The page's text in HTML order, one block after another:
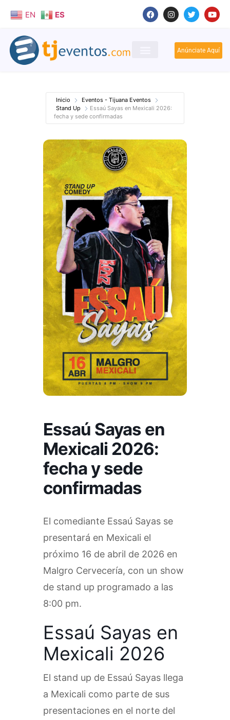
EN ES
Anúnciate Aquí
Inicio
Eventos - Tijuana Eventos
Stand Up
Essaú Sayas en Mexicali 2026:
fecha y sede confirmadas
Essaú Sayas en
Mexicali 2026:
fecha y sede
confirmadas
El comediante Essaú Sayas se
presentará en Mexicali el
próximo 16 de abril de 2026 en
Malgro Cervecería, con un show
de stand up programado a las
8:00 pm.
Essaú Sayas en
Mexicali 2026
El stand up de Essaú Sayas llega
a Mexicali como parte de sus
presentaciones en el norte del